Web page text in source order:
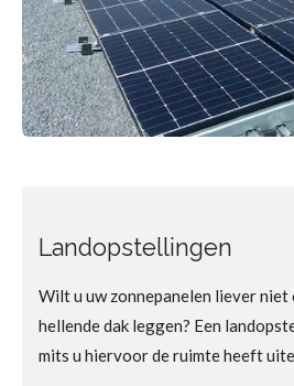
Landopstellingen
Wilt u uw zonnepanelen liever
hellende dak leggen? Een
mits u hiervoor de ruimte heeft